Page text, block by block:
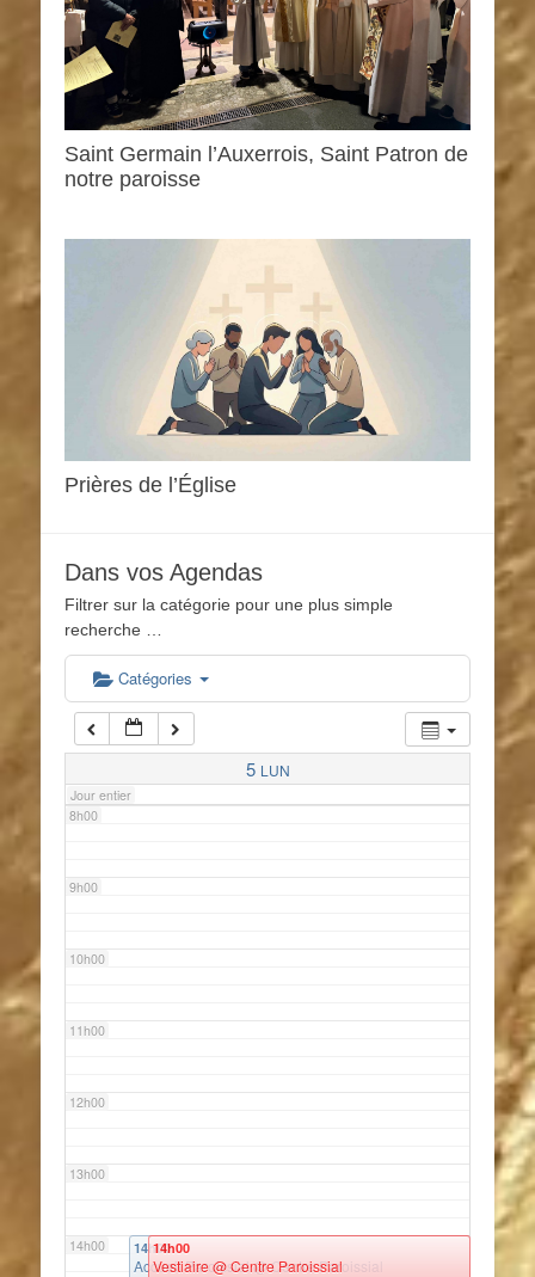
Saint Germain l’Auxerrois, Saint Patron de
notre paroisse
Prières de l’Église
Dans vos Agendas
Filtrer sur la catégorie pour une plus simple
recherche …
Catégories
5 LUN
Jour entier
0h00
5h00
6h00
7h00
8h00
9h00
10h00
11h00
12h00
13h00
14h00 14h00
Accueil Paroissial@ Centre Paroissial
14h00
Vestiaire@ Centre Paroissial